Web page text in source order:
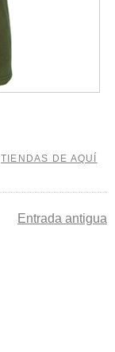
TIENDAS DE AQUÍ
Entrada antigua